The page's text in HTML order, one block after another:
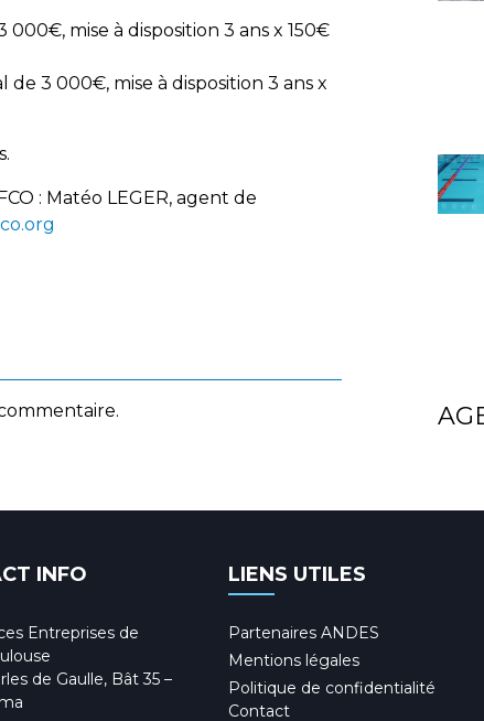
mise à disposition 3 ans x 150€
3 000€, mise à disposition 3 ans x
: Matéo LEGER, agent de
INFO
Entreprises de
de Gaulle, Bât 35 –
LIENS UTILES
Partenaires ANDES
Mentions légales
Politique de confidentialité
Contact